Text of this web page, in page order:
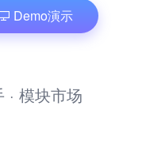
城系统
理系统
Demo演示
· 模块市场